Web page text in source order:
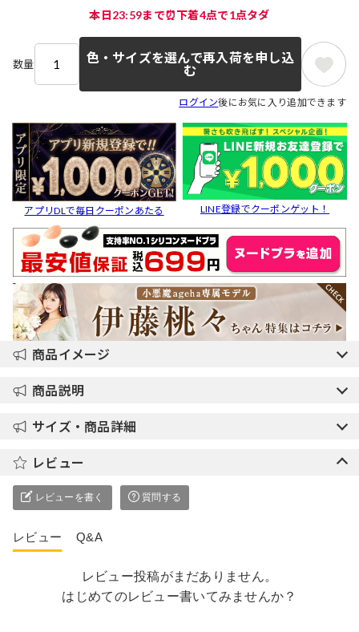
本日23:59まで⏰下着4点で1点タダ
数量
色・サイズを選んで再入荷を申し込
む
ログイン後にお気に入り追加できます
アプリDLで毎日クーポンあたる LINE登録でクーポンゲット！
商品イメージ
商品説明
サイズ・商品詳細
レビュー
レビューを書く 質問する
レビュー Q&A
レビュー投稿がまだありません。
はじめてのレビュー書いてみませんか？